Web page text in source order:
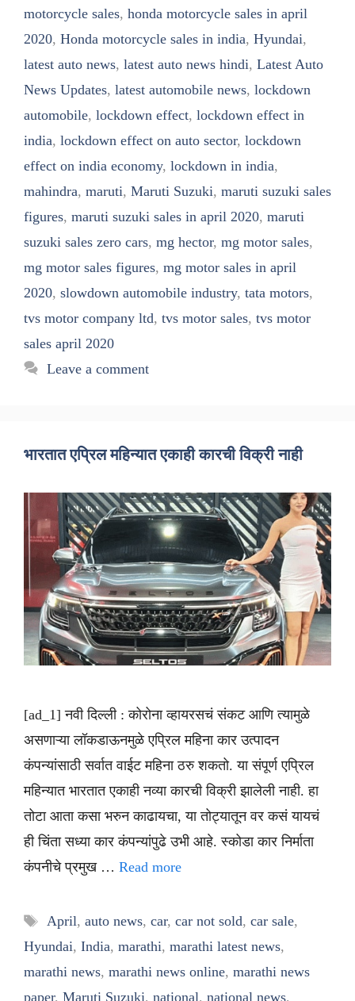
motorcycle sales, honda motorcycle sales in april
2020, Honda motorcycle sales in india, Hyundai,
latest auto news, latest auto news hindi, Latest Auto
News Updates, latest automobile news, lockdown
automobile, lockdown effect, lockdown effect in
india, lockdown effect on auto sector, lockdown
effect on india economy, lockdown in india,
mahindra, maruti, Maruti Suzuki, maruti suzuki sales
figures, maruti suzuki sales in april 2020, maruti
suzuki sales zero cars, mg hector, mg motor sales,
mg motor sales figures, mg motor sales in april
2020, slowdown automobile industry, tata motors,
tvs motor company ltd, tvs motor sales, tvs motor
sales april 2020
Leave a comment
भारतात एप्रिल महिन्यात एकाही कारची विक्री नाही
[ad_1] नवी दिल्ली : कोरोना व्हायरसचं संकट आणि त्यामुळे
असणाऱ्या लॉकडाऊनमुळे एप्रिल महिना कार उत्पादन
कंपन्यांसाठी सर्वात वाईट महिना ठरु शकतो. या संपूर्ण एप्रिल
महिन्यात भारतात एकाही नव्या कारची विक्री झालेली नाही. हा
तोटा आता कसा भरुन काढायचा, या तोट्यातून वर कसं यायचं
ही चिंता सध्या कार कंपन्यांपुढे उभी आहे. स्कोडा कार निर्माता
कंपनीचे प्रमुख … Read more
Tags
April, auto news, car, car not sold, car sale,
Hyundai, India, marathi, marathi latest news,
marathi news, marathi news online, marathi news
paper, Maruti Suzuki, national, national news,